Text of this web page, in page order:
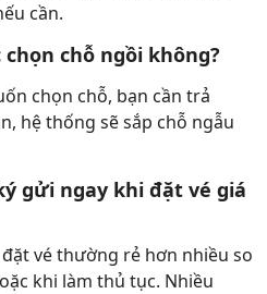
cần.
chỗ ngồi không?
chọn chỗ, bạn cần trả
hệ thống sẽ sắp chỗ ngẫu
gửi ngay khi đặt vé giá
vé thường rẻ hơn nhiều so
khi làm thủ tục. Nhiều